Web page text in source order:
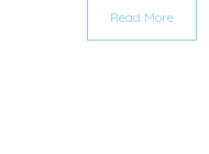
Read More